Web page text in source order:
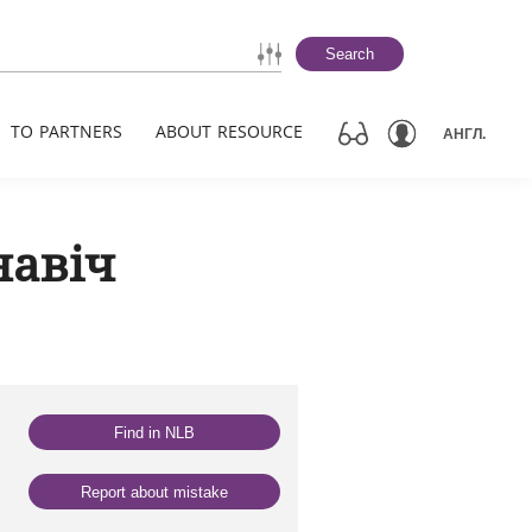
Search
TO PARTNERS ABOUT RESOURCE АНГЛ.
Find in NLB
Report about mistake